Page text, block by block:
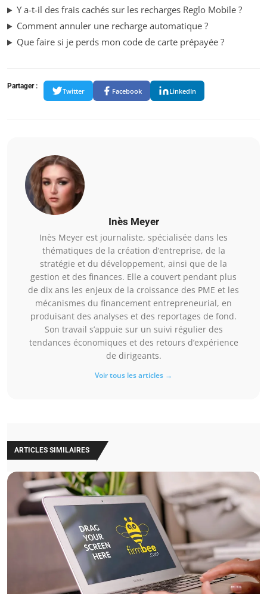
Y a-t-il des frais cachés sur les recharges Reglo Mobile ?
Comment annuler une recharge automatique ?
Que faire si je perds mon code de carte prépayée ?
Partager :
Twitter Facebook LinkedIn
Inès Meyer
Inès Meyer est journaliste, spécialisée dans les
thématiques de la création d’entreprise, de la
stratégie et du développement, ainsi que de la
gestion et des finances. Elle a couvert pendant plus
de dix ans les enjeux de la croissance des PME et les
mécanismes du financement entrepreneurial, en
produisant des analyses et des reportages de fond.
Son travail s’appuie sur un suivi régulier des
tendances économiques et des retours d’expérience
de dirigeants.
Voir tous les articles →
ARTICLES SIMILAIRES